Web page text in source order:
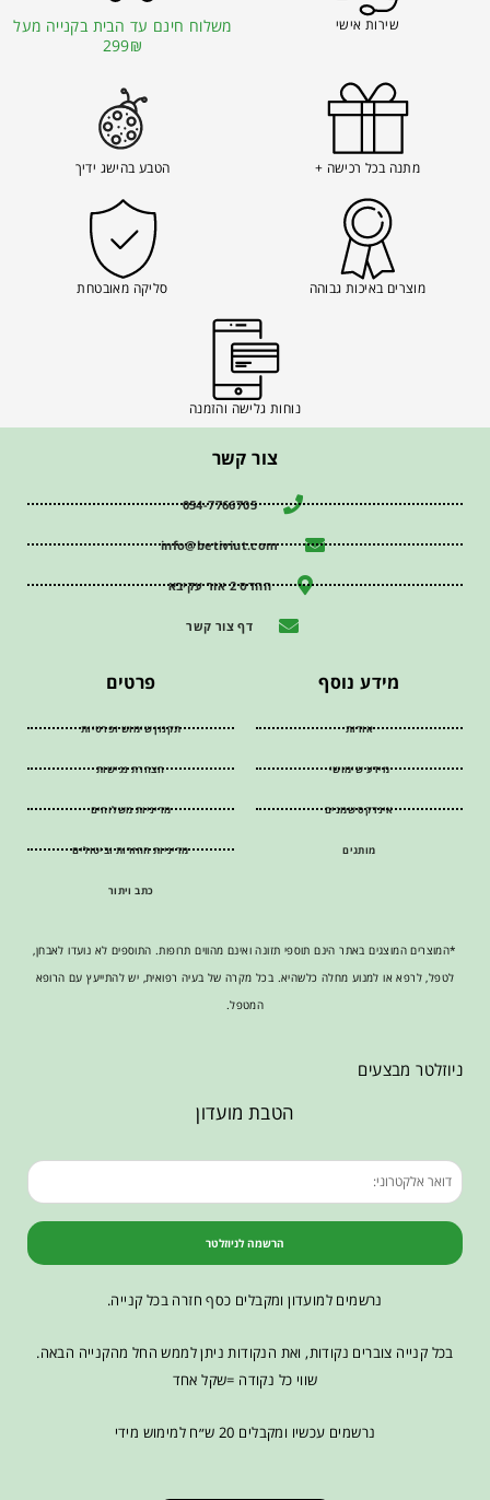
שירות אישי
משלוח חינם עד הבית בקנייה מעל
299₪
מתנה בכל רכישה + הטבע בהישג ידיך
מוצרים באיכות גבוהה סליקה מאובטחת
נוחות גלישה והזמנה
צור קשר
054-7766705
info@betiviut.com
ההדס 2 אור עקיבא
דף צור קשר
מידע נוסף
אודות
מידע שימושי
אינדקס שמנים
מותגים
פרטים
תקנון שימוש ופרטיות
הצהרת נגישות
מדיניות משלוחים
מדיניות החזרות וביטולים
כתב ויתור
*המוצרים המוצגים באתר הינם תוספי תזונה ואינם מהווים תרופות. התוספים לא נועדו לאבחן,
לטפל, לרפא או למנוע מחלה כלשהיא. בכל מקרה של בעיה רפואית, יש להתייעץ עם הרופא
המטפל.
ניוזלטר מבצעים
הטבת מועדון
הרשמה לניוזלטר
נרשמים למועדון ומקבלים כסף חזרה בכל קנייה.
בכל קנייה צוברים נקודות, ואת הנקודות ניתן לממש החל מהקנייה הבאה.
שווי כל נקודה =שקל אחד
נרשמים עכשיו ומקבלים 20 ש״ח למימוש מידי